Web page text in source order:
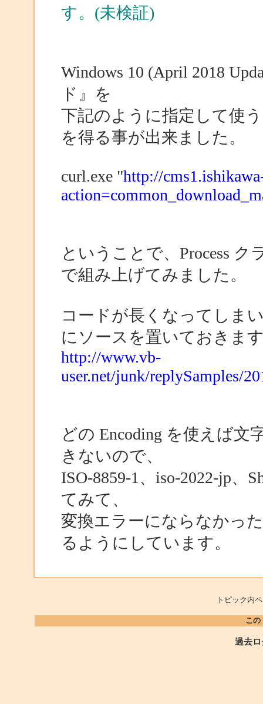
す。(未検証)
Windows 10 (April 2018
ド』を
下記のように指定して使
を得る事が出来ました。
curl.exe "http://
ということで、Process
で組み上げてみました。
コードが長くなってしま
にソースを置いておきま
http://www.vb-
user.net/junk/replySamples/
どの Encoding を使えば
きないので、
ISO-8859-1、iso-2022-jp、
てみて、
変換エラーにならなかっ
るようにしています。
トピック内
この
過去